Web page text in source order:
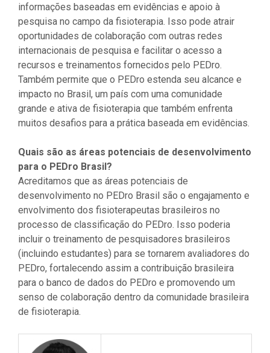
informações baseadas em evidências e apoio à
pesquisa no campo da fisioterapia. Isso pode atrair
oportunidades de colaboração com outras redes
internacionais de pesquisa e facilitar o acesso a
recursos e treinamentos fornecidos pelo PEDro.
Também permite que o PEDro estenda seu alcance e
impacto no Brasil, um país com uma comunidade
grande e ativa de fisioterapia que também enfrenta
muitos desafios para a prática baseada em evidências.
Quais são as áreas potenciais de desenvolvimento
para o PEDro Brasil?
Acreditamos que as áreas potenciais de
desenvolvimento no PEDro Brasil são o engajamento e
envolvimento dos fisioterapeutas brasileiros no
processo de classificação do PEDro. Isso poderia
incluir o treinamento de pesquisadores brasileiros
(incluindo estudantes) para se tornarem avaliadores do
PEDro, fortalecendo assim a contribuição brasileira
para o banco de dados do PEDro e promovendo um
senso de colaboração dentro da comunidade brasileira
de fisioterapia.